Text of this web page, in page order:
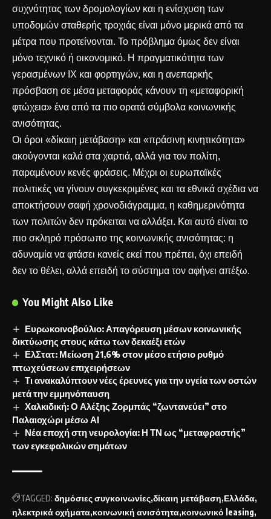
συχνότητας των δρομολογίων και η ενίσχυση των
υποδομών σταθερής τροχιάς είναι μόνο μερικά από τα
μέτρα που προτείνονται. Το πρόβλημα όμως δεν είναι
μόνο τεχνικό ή οικονομικό. Η πραγματικότητα των
γερασμένων ΙΧ και φορτηγών, και η ανεπαρκής
πρόσβαση σε μέσα μεταφοράς κάνουν τη «μεταφορική
φτώχεια» ένα από τα πιο ορατά σύμβολα κοινωνικής
ανισότητας.
Οι όροι «δίκαιη μετάβαση» και «πράσινη κινητικότητα»
ακούγονται καλά στα χαρτιά, αλλά για τον πολίτη,
παραμένουν κενές φράσεις. Μέχρι οι ευρωπαϊκές
πολιτικές να γίνουν συγκεκριμένες και τα εθνικά σχέδια να
αποκτήσουν σαφή χρονοδιάγραμμα, η καθημερινότητα
των πολιτών δεν πρόκειται να αλλάξει. Και αυτό είναι το
πιο σκληρό πρόσωπο της κοινωνικής ανισότητας: η
αδυναμία να φτάσει κανείς εκεί που πρέπει, όχι επειδή
δεν το θέλει, αλλά επειδή το σύστημα τον αφήνει απέξω.
You Might Also Like
Ευρωκοινοβούλιο: Απαγόρευση μέσων κοινωνικής
δικτύωσης στους κάτω των δεκαέξι ετών
ΕλΣτατ: Μείωση 21,6% στον μέσο ετήσιο ρυθμό
πτωχεύσεων επιχειρήσεων
Τι ανακαλύπτουν νέες έρευνες για την υγεία των οστών
μετά την εμμηνόπαυση
Χαλκιδική: Ο Αλέξης Ζορμπάς “ζωντανεύει” στο
Παλαιοχώρι μέσω ΑΙ
Νέα εποχή στη νευρολογία: Η ΤΝ ως “μεταφραστής”
των εγκεφαλικών σημάτων
TAGGED: δημόσιες συγκοινωνίες δίκαιη μετάβαση Ελλάδα
ηλεκτρικά οχήματα κοινωνική ανισότητα κοινωνικό leasing